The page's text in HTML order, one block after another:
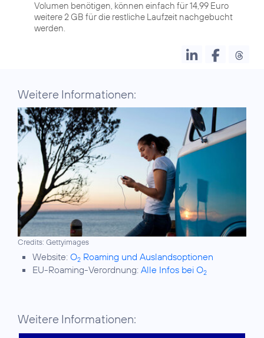
Volumen benötigen, können einfach für 14,99 Euro
weitere 2 GB für die restliche Laufzeit nachgebucht
werden.
Weitere Informationen:
Credits: Gettyimages
Website: O2 Roaming und Auslandsoptionen
EU-Roaming-Verordnung: Alle Infos bei O2
Weitere Informationen: